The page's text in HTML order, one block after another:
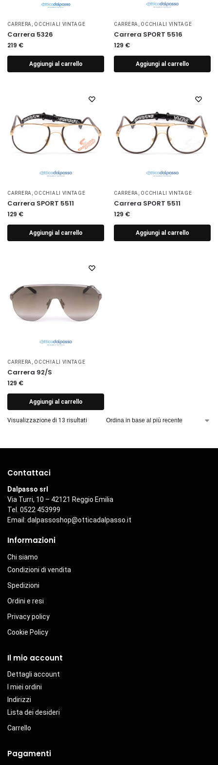
CARRERA OCCHIALI VINTAGE
Carrera 5326
219 €
Aggiungi al carrello
CARRERA OCCHIALI VINTAGE
Carrera SPORT 5516
129 €
Aggiungi al carrello
CARRERA OCCHIALI VINTAGE
Carrera SPORT 5511
129 €
Aggiungi al carrello
CARRERA OCCHIALI VINTAGE
Carrera SPORT 5511
129 €
Aggiungi al carrello
CARRERA OCCHIALI VINTAGE
Carrera 92/S
129 €
Aggiungi al carrello
Visualizzazione di 13 risultati
Contattaci
Dalpasso srl
Via Turri, 10 – 42121 Reggio Emilia
Tel. 0522 453999
Email: dalpassoshop@otticadalpasso.it
Informazioni
Chi siamo
Condizioni di vendita
Spedizioni
Ordini e resi
Privacy policy
Cookie Policy
Il mio account
Dettagli account
I miei ordini
Indirizzi
Lista dei desideri
Carrello
Pagamenti